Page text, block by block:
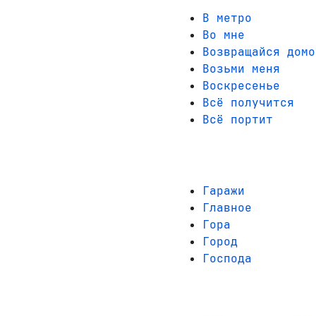
В метро
Во мне
Возвращайся
Возьми меня
Воскресенье
Всё получится
Всё портит
Гаражи
Главное
Гора
Город
Господа